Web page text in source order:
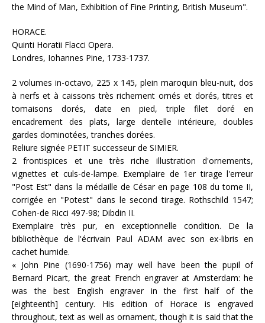
the Mind of Man, Exhibition of Fine Printing, British Museum".
HORACE.
Quinti Horatii Flacci Opera.
Londres, Iohannes Pine, 1733-1737.
2 volumes in-octavo, 225 x 145, plein maroquin bleu-nuit, dos
à nerfs et à caissons très richement ornés et dorés, titres et
tomaisons dorés, date en pied, triple filet doré en
encadrement des plats, large dentelle intérieure, doubles
gardes dominotées, tranches dorées.
Reliure signée PETIT successeur de SIMIER.
2 frontispices et une très riche illustration d'ornements,
vignettes et culs-de-lampe. Exemplaire de 1er tirage l'erreur
"Post Est" dans la médaille de César en page 108 du tome II,
corrigée en "Potest" dans le second tirage. Rothschild 1547;
Cohen-de Ricci 497-98; Dibdin II.
Exemplaire très pur, en exceptionnelle condition. De la
bibliothèque de l'écrivain Paul ADAM avec son ex-libris en
cachet humide.
« John Pine (1690-1756) may well have been the pupil of
Bernard Picart, the great French engraver at Amsterdam: he
was the best English engraver in the first half of the
[eighteenth] century. His edition of Horace is engraved
throughout, text as well as ornament, though it is said that the